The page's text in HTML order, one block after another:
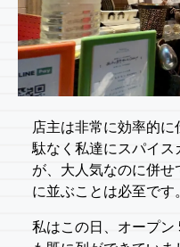
店主は非常に効率的
駄なく私達にスパイス
が、大人気なのに併せ
に並ぶことは必至です
私はこの日、オープ